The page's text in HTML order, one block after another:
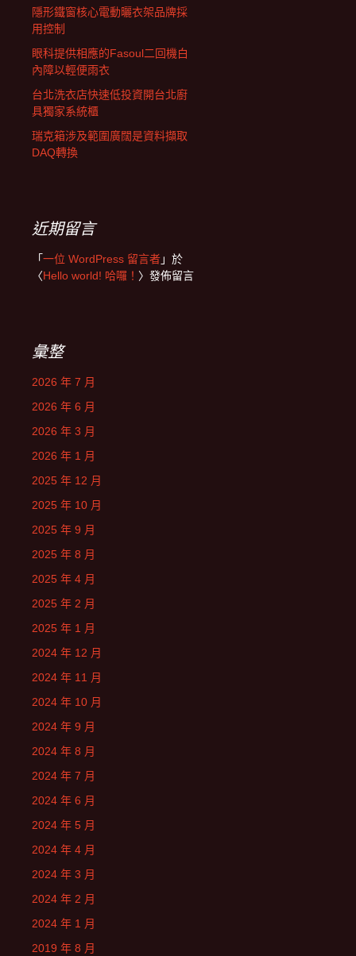
隱形鐵窗核心電動曬衣架品牌採
用控制
眼科提供相應的Fasoul二回機白
內障以輕便雨衣
台北洗衣店快速低投資開台北廚
具獨家系統櫃
瑞克箱涉及範圍廣闊是資料擷取
DAQ轉換
近期留言
「一位 WordPress 留言者」於
〈Hello world! 哈囉！ 〉發佈留言
彙整
2026 年 7 月
2026 年 6 月
2026 年 3 月
2026 年 1 月
2025 年 12 月
2025 年 10 月
2025 年 9 月
2025 年 8 月
2025 年 4 月
2025 年 2 月
2025 年 1 月
2024 年 12 月
2024 年 11 月
2024 年 10 月
2024 年 9 月
2024 年 8 月
2024 年 7 月
2024 年 6 月
2024 年 5 月
2024 年 4 月
2024 年 3 月
2024 年 2 月
2024 年 1 月
2019 年 8 月